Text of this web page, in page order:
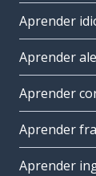
Aprender
Aprender
Aprender
Aprender
Aprender